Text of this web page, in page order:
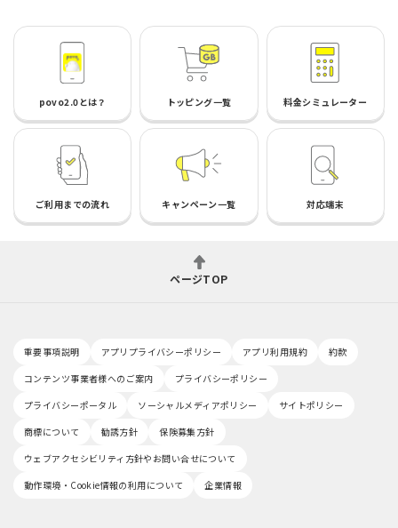
povo2.0とは？ トッピング一覧 料金シミュレーター
ご利用までの流れ キャンペーン一覧 対応端末
ページTOP
重要事項説明 アプリプライバシーポリシー アプリ利用規約
約款
コンテンツ事業者様へのご案内
プライバシーポリシー
プライバシーポータル
ソーシャルメディアポリシー
サイトポリシー
商標について
勧誘方針
保険募集方針
ウェブアクセシビリティ方針やお問い合せについて
動作環境・Cookie情報の利用について
企業情報